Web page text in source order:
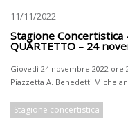
11/11/2022
Stagione Concertistica
QUARTETTO – 24
Giovedì 24 novembre 2022 ore
Piazzetta A. Benedetti
Stagione concertistica